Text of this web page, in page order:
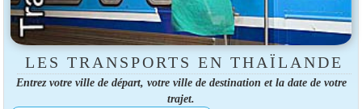
LES TRANSPORTS EN THAÏLANDE
Entrez votre ville de départ, votre ville de destination et la date de votre
trajet.